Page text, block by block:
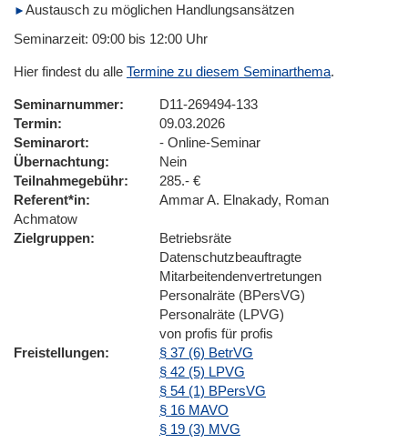
Austausch zu möglichen Handlungsansätzen
Seminarzeit: 09:00 bis 12:00 Uhr
Hier findest du alle Termine zu diesem Seminarthema.
Seminarnummer
D11-269494-133
Termin
09.03.2026
Seminarort
- Online-Seminar
Übernachtung
Nein
Teilnahmegebühr
285.- €
Referent*in
Ammar A. Elnakady, Roman
Achmatow
Zielgruppen
Betriebsräte
Datenschutzbeauftragte
Mitarbeitendenvertretungen
Personalräte (BPersVG)
Personalräte (LPVG)
von profis für profis
Freistellungen
§ 37 (6) BetrVG
§ 42 (5) LPVG
§ 54 (1) BPersVG
§ 16 MAVO
§ 19 (3) MVG